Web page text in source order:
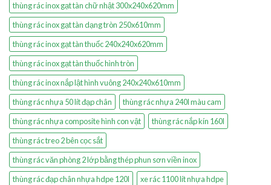
thùng rác inox gạt tàn chữ nhật 300x240x620mm
thùng rác inox gạt tàn dạng tròn 250x610mm
thùng rác inox gạt tàn thuốc 240x240x620mm
thùng rác inox gạt tàn thuốc hình tròn
thùng rác inox nắp lật hình vuông 240x240x610mm
thùng rác nhựa 50 lít đạp chân
thùng rác nhựa 240l màu cam
thùng rác nhựa composite hình con vật
thùng rác nắp kín 160l
thùng rác treo 2 bên cọc sắt
thùng rác văn phòng 2 lớp bằng thép phun sơn viền inox
thùng rác đạp chân nhựa hdpe 120l
xe rác 1100 lít nhựa hdpe